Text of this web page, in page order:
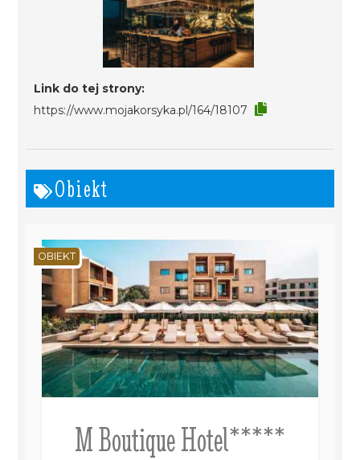
Link do tej strony:
https://www.mojakorsyka.pl/164/18107
Obiekt
M Boutique Hotel*****
OBIEKT